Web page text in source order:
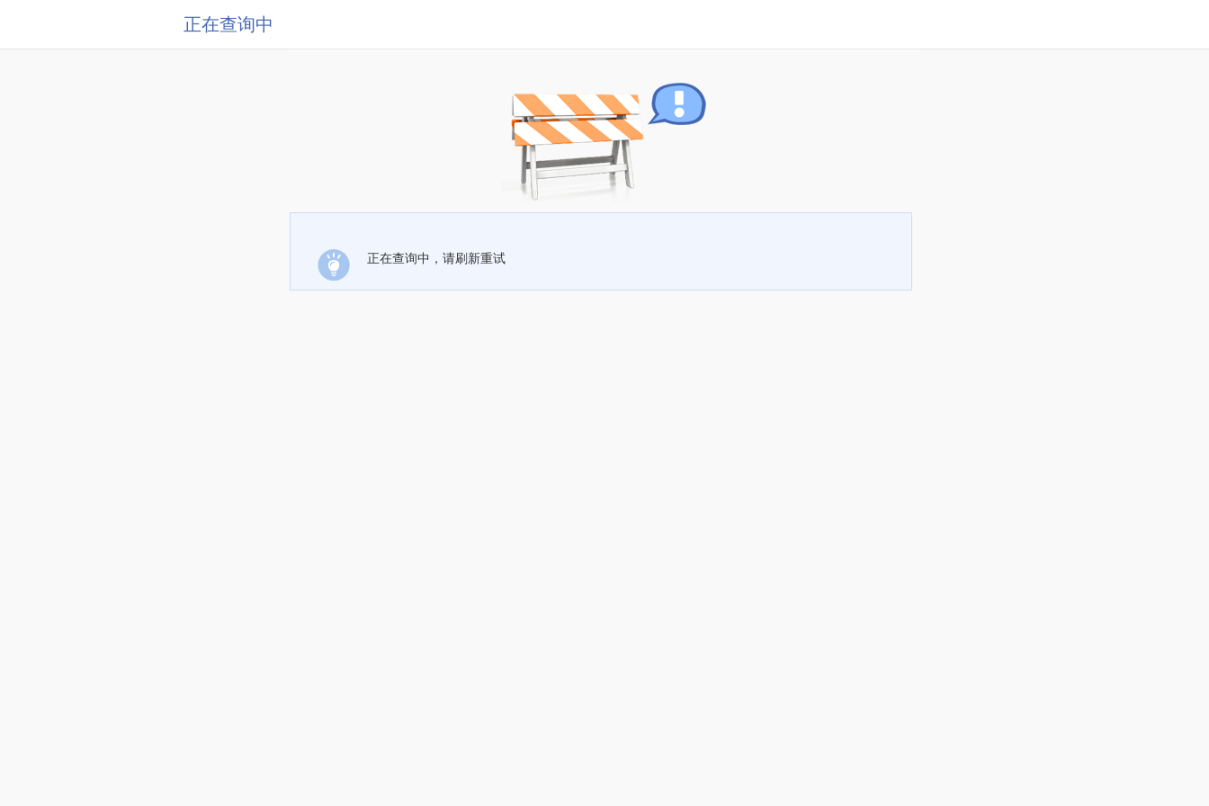
正在查询中
正在查询中，请刷新重试